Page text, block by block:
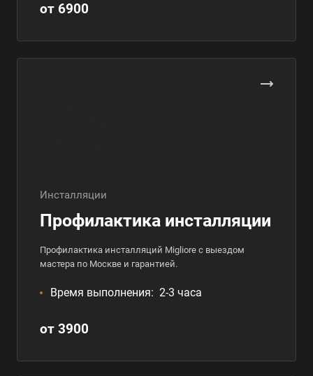
от 6900
Инсталляции
Профилактика инсталляции
Профилактика инсталляций Migliore с выездом
мастера по Москве и гарантией.
Время выполнения: 2-3 часа
от 3900